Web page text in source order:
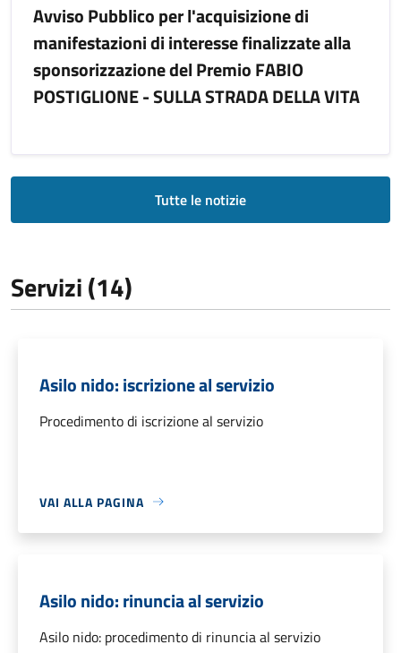
Avviso Pubblico per l'acquisizione di
manifestazioni di interesse finalizzate alla
sponsorizzazione del Premio FABIO
POSTIGLIONE - SULLA STRADA DELLA VITA
Tutte le notizie
Servizi (14)
Asilo nido: iscrizione al servizio
Procedimento di iscrizione al servizio
VAI ALLA PAGINA
Asilo nido: rinuncia al servizio
Asilo nido: procedimento di rinuncia al servizio